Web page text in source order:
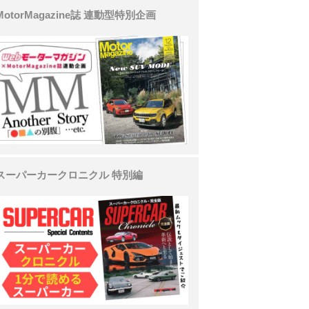
誌 連動型特別企画
ーパーカークロニクル 特別編